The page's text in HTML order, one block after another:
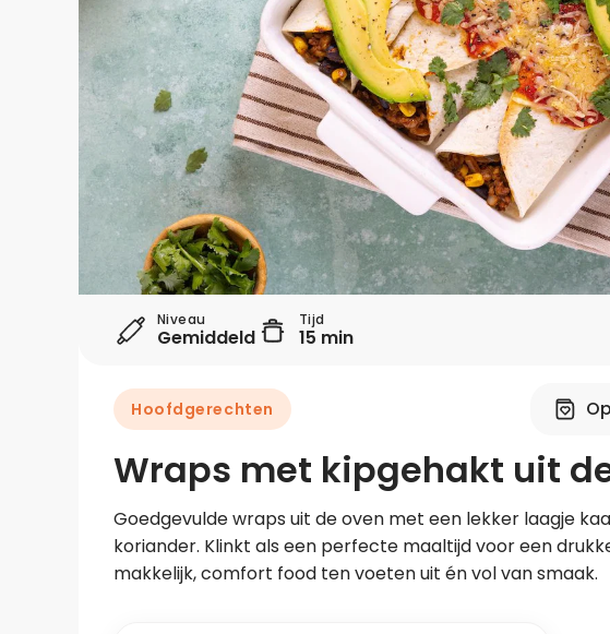
Niveau
Gemiddeld
Tijd
15 min
Hoofdgerechten
Wraps met kipgehakt uit
Goedgevulde wraps uit de oven met een lekker laagje
koriander. Klinkt als een perfecte maaltijd voor een
makkelijk, comfort food ten voeten uit én vol van smaak.